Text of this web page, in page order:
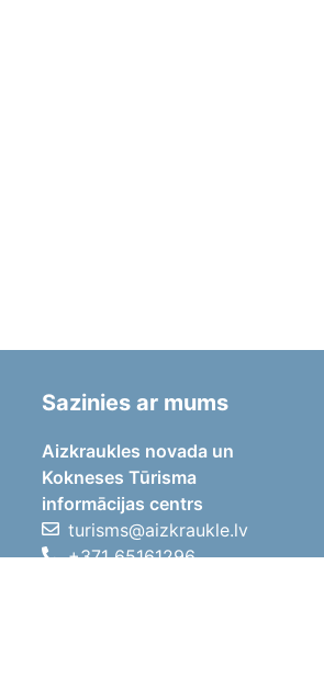
Sazinies ar mums
Aizkraukles novada un
Kokneses Tūrisma
informācijas centrs
turisms@aizkraukle.lv
+371 65161296